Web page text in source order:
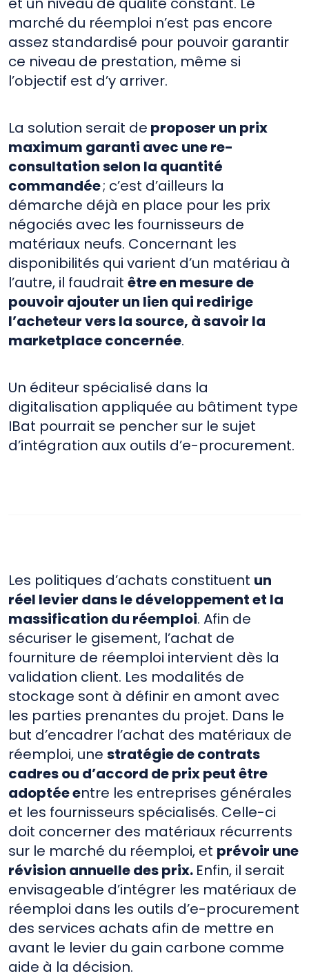
marché du réemploi n’est pas encore
assez standardisé pour pouvoir garantir
ce niveau de prestation, même si
l’objectif est d’y arriver.
La solution serait de proposer un prix
maximum garanti avec une re-
consultation selon la quantité
commandée; c’est d’ailleurs la
démarche déjà en place pour les prix
négociés avec les fournisseurs de
matériaux neufs. Concernant les
disponibilités qui varient d’un matériau à
l’autre, il faudrait être en mesure de
pouvoir ajouter un lien qui redirige
l’acheteur vers la source, à savoir la
marketplace concernée.
Un éditeur spécialisé dans la
digitalisation appliquée au bâtiment type
IBat pourrait se pencher sur le sujet
d’intégration aux outils d’e-procurement.
Les politiques d’achats constituent un
réel levier dans le développement et la
massification du réemploi. Afin de
sécuriser le gisement, l’achat de
fourniture de réemploi intervient dès la
validation client. Les modalités de
stockage sont à définir en amont avec
les parties prenantes du projet. Dans le
but d’encadrer l’achat des matériaux de
réemploi, une stratégie de contrats
cadres ou d’accord de prix peut être
adoptée entre les entreprises générales
et les fournisseurs spécialisés. Celle-ci
doit concerner des matériaux récurrents
sur le marché du réemploi, et prévoir une
révision annuelle des prix. Enfin, il serait
envisageable d’intégrer les matériaux de
réemploi dans les outils d’e-procurement
des services achats afin de mettre en
avant le levier du gain carbone comme
aide à la décision.